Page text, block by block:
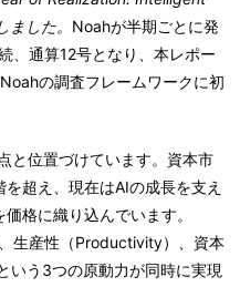
した。 Noahが半期ごとに発
、通算12号となり、本レポー
の調査フレームワークに初
と位置づけています。資本市
超え、現在はAIの成長を支え
格に織り込んでいます。
生産性（Productivity）、資本
いう3つの原動力が同時に実現